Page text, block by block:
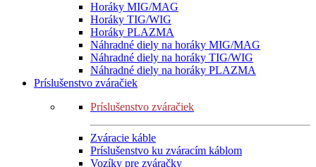
Horáky MIG/MAG
Horáky TIG/WIG
Horáky PLAZMA
Náhradné diely na horáky MIG/MAG
Náhradné diely na horáky TIG/WIG
Náhradné diely na horáky PLAZMA
Príslušenstvo zváračiek
Príslušenstvo zváračiek
Zváracie káble
Príslušenstvo ku zváracím káblom
Vozíky pre zváračky